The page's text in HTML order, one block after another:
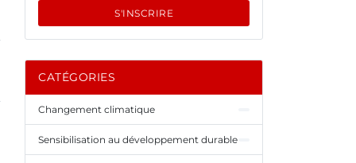
S'INSCRIRE
CATÉGORIES
Changement climatique
Sensibilisation au développement durable